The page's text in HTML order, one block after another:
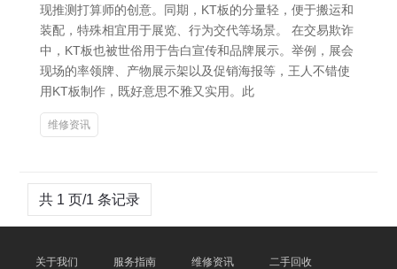
现推测打算师的创意。同期，KT板的分量轻，便于搬运和
装配，特殊相宜用于展览、行为交代等场景。 在交易欺诈
中，KT板也被世俗用于告白宣传和品牌展示。举例，展会
现场的率领牌、产物展示架以及促销海报等，王人不错使
用KT板制作，既好意思不雅又实用。此
维修资讯
共 1 页/1 条记录
关于我们 服务指南 维修资讯 二手回收